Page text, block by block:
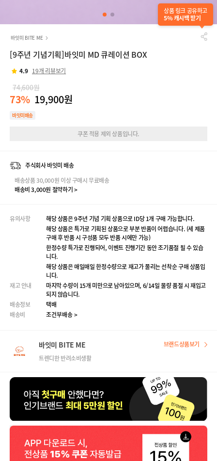
상품 링크 공유하고
5% 캐시백 받기
바잇미 BITE ME
[9주년 기념기획]바잇미 MD 큐레이션 BOX
4.9 19개 리뷰보기
74,600원
73% 19,900원
바잇미배송
쿠폰 적용 제외 상품입니다.
주식회사 바잇미 배송
배송상품 30,000원 이상 구매시 무료배송
배송비 3,000원 절약하기 >
유의사항
해당 상품은 9주년 기념 기획 상품으로 ID당 1개 구매 가능합니다.
해당 상품은 특가로 기획된 상품으로 부분 반품이 어렵습니다. (세 제품
구매 후 반품 시 구성품 모두 반품 시에만 가능)
한정수량 특가로 진행되어, 이벤트 진행기간 동안 조기품절 될 수 있습
니다.
해당 상품은 매일매일 한정수량으로 재고가 풀리는 선착순 구매 상품입
니다.
재고 안내
마지막 수량이 15개 미만으로 남아있으며, 6/14일 물량 품절 시 재입고
되지 않습니다.
배송정보
택배
배송비
조건부배송 >
바잇미 BITE ME
트렌디한 반려소비생활
브랜드상품보기